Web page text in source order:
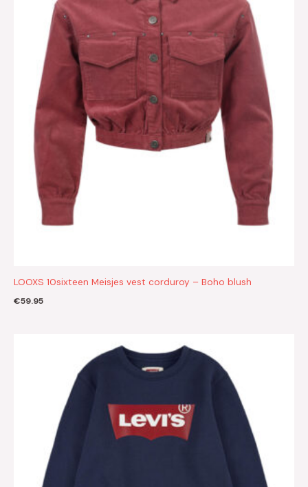
LOOXS 10sixteen Meisjes vest corduroy – Boho blush
€59.95